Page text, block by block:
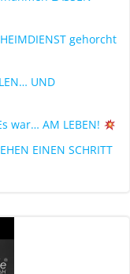
gehorcht
UND
war… AM LEBEN!
EINEN SCHRITT